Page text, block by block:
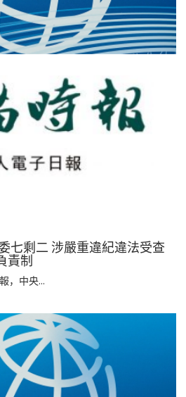
七剩二 涉嚴重違紀違法受查
責制
，中央...